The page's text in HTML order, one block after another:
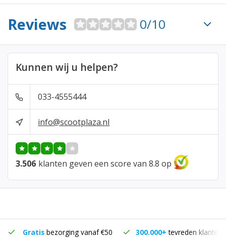
Reviews 0/10
Kunnen wij u helpen?
033-4555444
info@scootplaza.nl
3.506 klanten geven een score van 8.8 op
Gratis bezorging vanaf €50 300.000+tevreden klanten